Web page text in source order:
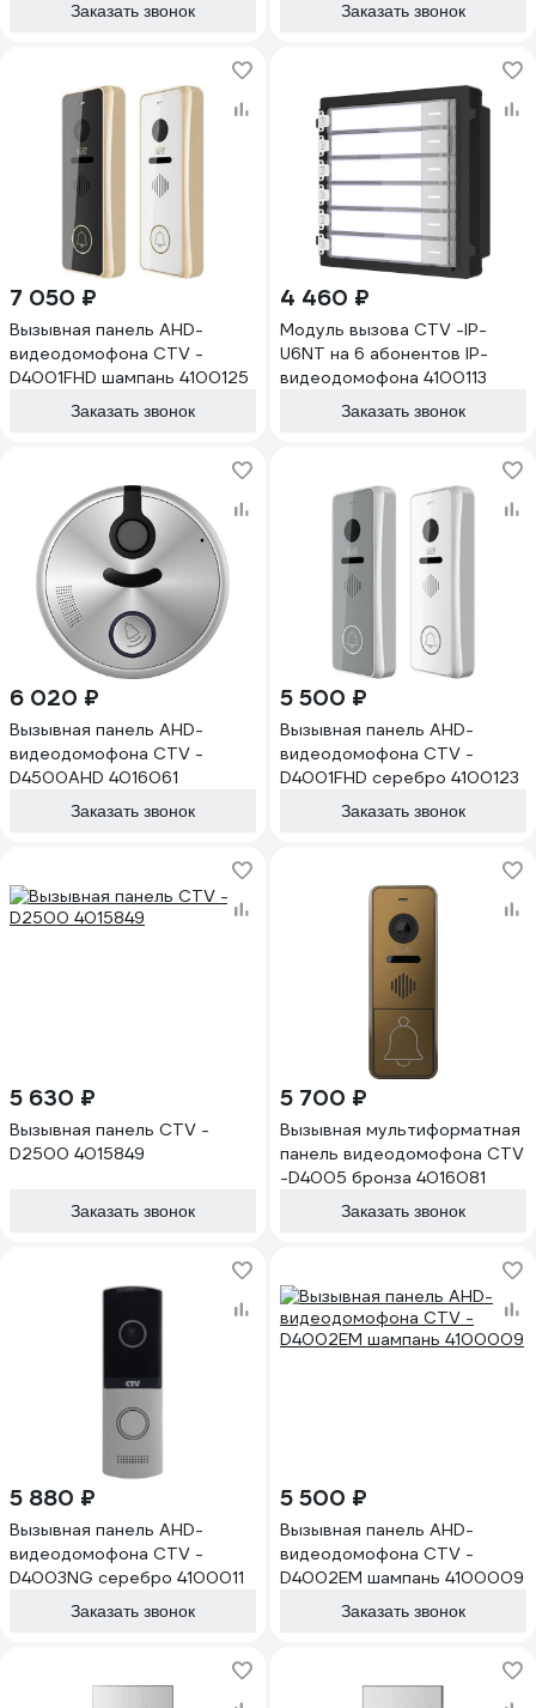
Заказать звонок Заказать звонок
7 050 ₽
Вызывная панель AHD-
видеодомофона CTV -
D4001FHD шампань 4100125
Заказать звонок
4 460 ₽
Модуль вызова CTV -IP-
U6NT на 6 абонентов IP-
видеодомофона 4100113
Заказать звонок
6 020 ₽
Вызывная панель AHD-
видеодомофона CTV -
D4500AHD 4016061
Заказать звонок
5 500 ₽
Вызывная панель AHD-
видеодомофона CTV -
D4001FHD серебро 4100123
Заказать звонок
5 630 ₽
Вызывная панель CTV -
D2500 4015849
Заказать звонок
5 700 ₽
Вызывная мультиформатная
панель видеодомофона CTV
-D4005 бронза 4016081
Заказать звонок
5 880 ₽
Вызывная панель AHD-
видеодомофона CTV -
D4003NG серебро 4100011
Заказать звонок
5 500 ₽
Вызывная панель AHD-
видеодомофона CTV -
D4002EM шампань 4100009
Заказать звонок